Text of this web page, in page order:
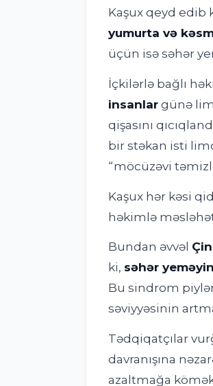
Kaşux qeyd edib
yumurta və
üçün isə səhər
İçkilərlə bağlı
insanlargünə
qişasını
bir stəkan isti
“möcüzəvi
Kaşux hər kəsi
həkimlə
Bundan əvvəl
ki, səhər
Bu sindrom
səviyyəsinin
Tədqiqatçılar
davranışına
azaltmağa